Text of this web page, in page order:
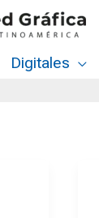
Digitales